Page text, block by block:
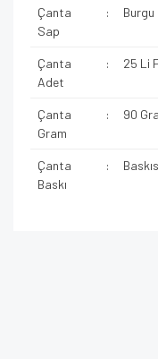
Çanta
Sap
: Burgu
Çanta
Adet
: 25 Li
Çanta
Gram
: 90
Çanta
Baskı
: